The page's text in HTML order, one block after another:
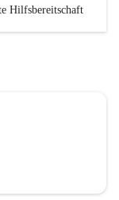
Hilfsbereitschaft
und
zum Gesamtbild
für das
um Nachsicht